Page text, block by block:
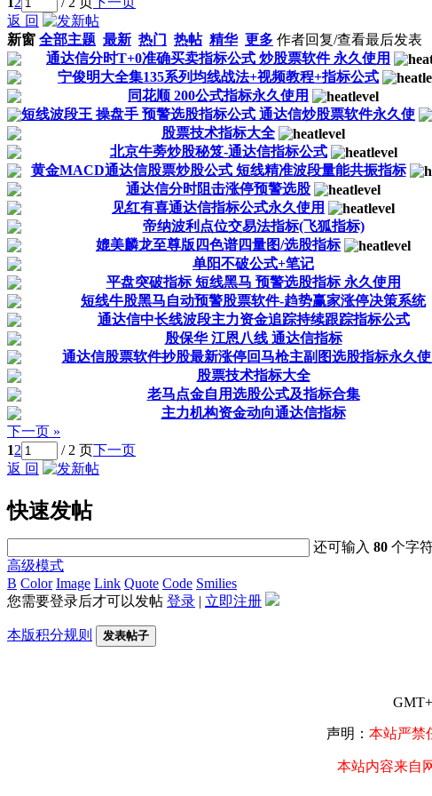
返 回
新窗 全部主题 最新 热门 热帖 精华 更多 作者回复/查看最后发表
通达信分时T+0准确买卖指标公式 炒股票软件 永久使用
宁俊明大全集135系列均线战法+视频教程+指标公式
同花顺 200公式指标永久使用
短线波段王 操盘手 预警选股指标公式 通达信炒股票软件永久使
股票技术指标大全
北京牛蒡炒股秘笈-通达信指标公式
黄金MACD通达信股票炒股公式 短线精准波段量能共振指标
通达信分时阻击涨停预警选股
见红有喜通达信指标公式永久使用
帝纳波利点位交易法指标(飞狐指标)
媲美麟龙至尊版四色谱四量图/选股指标
单阳不破公式+笔记
平盘突破指标 短线黑马 预警选股指标 永久使用
短线牛股黑马自动预警股票软件-趋势赢家涨停决策系统
通达信中长线波段主力资金追踪持续跟踪指标公式
殷保华 江恩八线 通达信指标
通达信股票软件抄股最新涨停回马枪主副图选股指标永久使
股票技术指标大全
老马点金自用选股公式及指标合集
主力机构资金动向通达信指标
下一页 »
12 / 2 页下一页
返 回
快速发帖
还可输入80 个字
高级模式
B Color Image Link Quote Code Smilies
您需要登录后才可以发帖 登录 | 立即注册
本版积分规则 发表帖子
声明： 本站严禁
本站内容来自